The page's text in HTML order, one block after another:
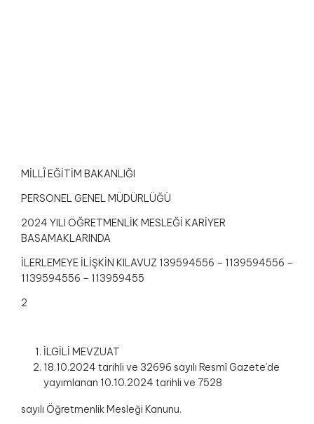
MİLLÎ EĞİTİM BAKANLIĞI
PERSONEL GENEL MÜDÜRLÜĞÜ
2024 YILI ÖĞRETMENLİK MESLEĞİ KARİYER
BASAMAKLARINDA
İLERLEMEYE İLİŞKİN KILAVUZ 139594556 – 1139594556 –
1139594556 – 113959455
2
İLGİLİ MEVZUAT
18.10.2024 tarihli ve 32696 sayılı Resmî Gazete’de
yayımlanan 10.10.2024 tarihli ve 7528
sayılı Öğretmenlik Mesleği Kanunu.